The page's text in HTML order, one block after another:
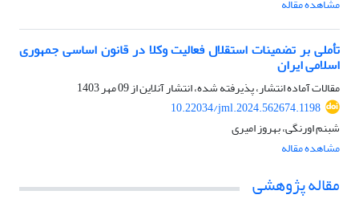
مشاهده مقاله
تأملی بر تضمینات استقلال فعالیت وکلا در قانون اساسی جمهوری
اسلامی ایران
مقالات آماده انتشار، پذیرفته شده، انتشار آنلاین از09 مهر 1403
10.22034/jml.2024.562674.1198
شبنم اورنگی، بهروز امیری
مشاهده مقاله
مقاله پژوهشی